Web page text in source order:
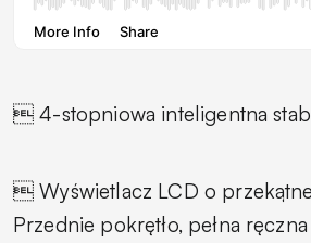
 4-stopniowa inteligentna
 Wyświetlacz LCD o
Przednie pokrętło, pełna